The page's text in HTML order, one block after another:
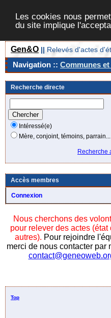
Les cookies nous
du site implique
Gen&O || Relevés d'actes
Navigation :: Communes
Recherche directe
Intéressé(e)
Mère, conjoint, témoins, parrain...
Recherche
Accès membres
Connexion
Nous cherchons des
pour relever des actes (état
autres). Pour rejoindre
merci de nous contacter par
Top